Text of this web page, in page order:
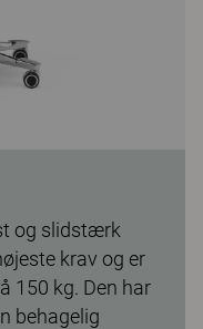
og slidstærk
krav og er
150 kg. Den har
behagelig